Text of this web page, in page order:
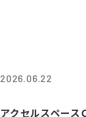
2026.06.22
アクセルスペー